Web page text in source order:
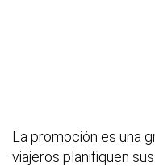
La promoción es una
viajeros planifiquen